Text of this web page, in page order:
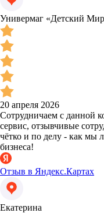
Универмаг «Детский
20 апреля 2026
Сотрудничаем с данной
сервис, отзывчивые
чётко и по делу - как мы
бизнеса!
Отзыв в Яндекс.Картах
Екатерина